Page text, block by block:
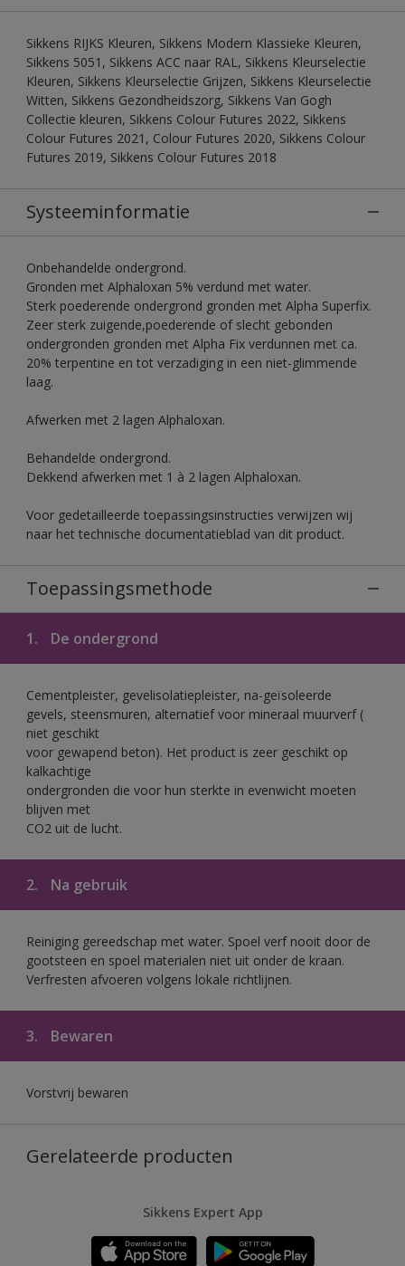
Sikkens RIJKS Kleuren, Sikkens Modern Klassieke Kleuren,
Sikkens 5051, Sikkens ACC naar RAL, Sikkens Kleurselectie
Kleuren, Sikkens Kleurselectie Grijzen, Sikkens Kleurselectie
Witten, Sikkens Gezondheidszorg, Sikkens Van Gogh
Collectie kleuren, Sikkens Colour Futures 2022, Sikkens
Colour Futures 2021, Colour Futures 2020, Sikkens Colour
Futures 2019, Sikkens Colour Futures 2018
Systeeminformatie
Onbehandelde ondergrond.
Gronden met Alphaloxan 5% verdund met water.
Sterk poederende ondergrond gronden met Alpha Superfix.
Zeer sterk zuigende,poederende of slecht gebonden
ondergronden gronden met Alpha Fix verdunnen met ca.
20% terpentine en tot verzadiging in een niet-glimmende
laag.
Afwerken met 2 lagen Alphaloxan.
Behandelde ondergrond.
Dekkend afwerken met 1 à 2 lagen Alphaloxan.
Voor gedetailleerde toepassingsinstructies verwijzen wij
naar het technische documentatieblad van dit product.
Toepassingsmethode
1. De ondergrond
Cementpleister, gevelisolatiepleister, na-geïsoleerde
gevels, steensmuren, alternatief voor mineraal muurverf (
niet geschikt
voor gewapend beton). Het product is zeer geschikt op
kalkachtige
ondergronden die voor hun sterkte in evenwicht moeten
blijven met
CO2 uit de lucht.
2. Na gebruik
Reiniging gereedschap met water. Spoel verf nooit door de
gootsteen en spoel materialen niet uit onder de kraan.
Verfresten afvoeren volgens lokale richtlijnen.
3. Bewaren
Vorstvrij bewaren
Gerelateerde producten
Sikkens Expert App